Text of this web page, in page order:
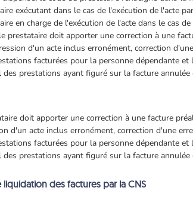
exécutant dans le cas de l'exécution de l'acte
en charge de l'exécution de l'acte dans le cas
prestataire doit apporter une correction à une
d'un acte inclus erronément, correction
facturées pour la personne dépendante
des prestations ayant figuré sur la facture
doit apporter une correction à une facture
d'un acte inclus erronément, correction d'une
facturées pour la personne dépendante
des prestations ayant figuré sur la facture
des factures par la CNS